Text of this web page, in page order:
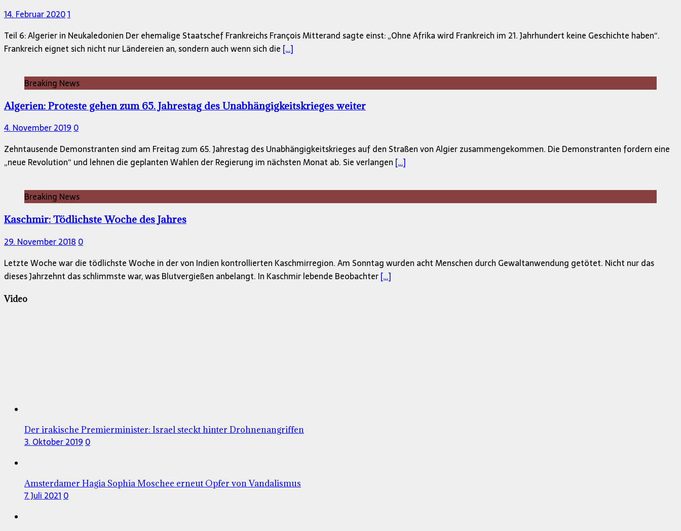
14. Februar 20201
Teil 6: Algerier in Neukaledonien Der ehemalige Staatschef Frankreichs François Mitterand sagte einst: „Ohne Afrika wird Frankreich im 21. Jahrhundert keine Geschichte haben“.
Frankreich eignet sich nicht nur Ländereien an, sondern auch wenn sich die […]
Breaking News
Algerien: Proteste gehen zum 65. Jahrestag des Unabhängigkeitskrieges weiter
4. November 20190
Zehntausende Demonstranten sind am Freitag zum 65. Jahrestag des Unabhängigkeitskrieges auf den Straßen von Algier zusammengekommen. Die Demonstranten fordern eine
„neue Revolution“ und lehnen die geplanten Wahlen der Regierung im nächsten Monat ab. Sie verlangen […]
Breaking News
Kaschmir: Tödlichste Woche des Jahres
29. November 2018 0
Letzte Woche war die tödlichste Woche in der von Indien kontrollierten Kaschmirregion. Am Sonntag wurden acht Menschen durch Gewaltanwendung getötet. Nicht nur das
dieses Jahrzehnt das schlimmste war, was Blutvergießen anbelangt. In Kaschmir lebende Beobachter[…]
Video
Der irakische Premierminister: Israel steckt hinter Drohnenangriffen
3. Oktober 20190
Amsterdamer Hagia Sophia Moschee erneut Opfer von Vandalismus
7. Juli 20210